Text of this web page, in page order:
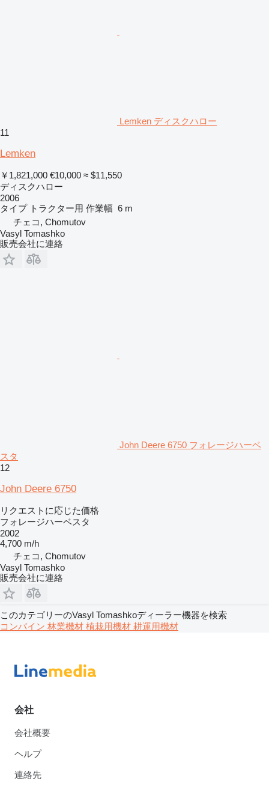
Lemken ディスクハロー
11
Lemken
￥1,821,000 €10,000 ≈ $11,550
ディスクハロー
2006
タイプ トラクター用 作業幅 6 m
チェコ, Chomutov
Vasyl Tomashko
販売会社に連絡
John Deere 6750 フォレージハーベ
スタ
12
John Deere 6750
リクエストに応じた価格
フォレージハーベスタ
2002
4,700 m/h
チェコ, Chomutov
Vasyl Tomashko
販売会社に連絡
このカテゴリーのVasyl Tomashkoディーラー機器を検索
コンバイン 林業機材 植栽用機材 耕運用機材
会社
会社概要
ヘルプ
連絡先